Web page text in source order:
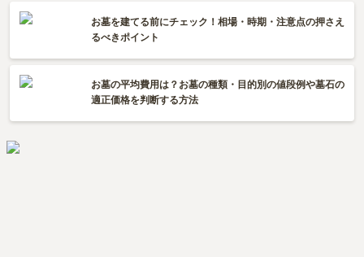
お墓を建てる前にチェック！相場・時期・注意点の押さえ
るべきポイント
お墓の平均費用は？お墓の種類・目的別の値段例や墓石の
適正価格を判断する方法